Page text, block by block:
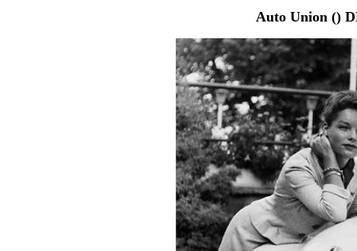
Auto Union ()